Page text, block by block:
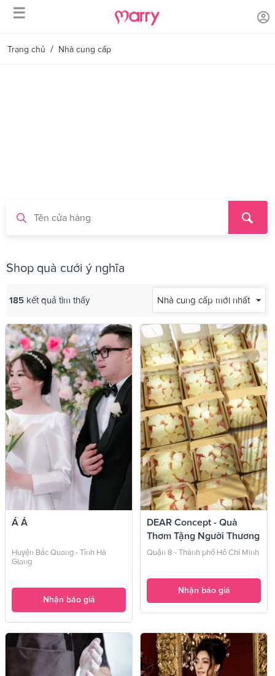
☰
Trang chủ / Nhà cung cấp
Shop quà cưới ý nghĩa
Nhà cung cấp mới nhất
185 kết quả tìm thấy
Á Á
Huyện Bắc Quang - Tỉnh Hà
Giang
Nhận báo giá
DEAR Concept - Quà
Thơm Tặng Người Thương
Quận 8 - Thành phố Hồ Chí Minh
Nhận báo giá